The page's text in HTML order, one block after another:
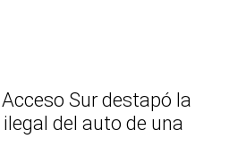
Sur destapó la
del auto de una